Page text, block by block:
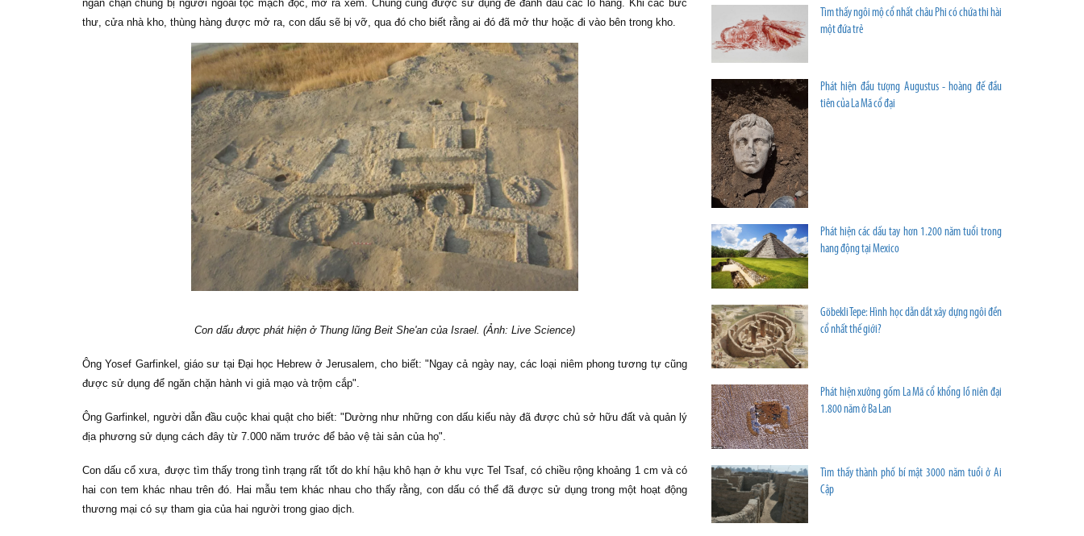
ngăn chặn chúng bị người ngoài tọc mạch đọc, mở ra xem. Chúng cũng được sử dụng để đánh dấu các lô hàng. Khi các bức
thư, cửa nhà kho, thùng hàng được mở ra, con dấu sẽ bị vỡ, qua đó cho biết rằng ai đó đã mở thư hoặc đi vào bên trong kho.
Con dấu được phát hiện ở Thung lũng Beit She'an của Israel. (Ảnh: Live Science)
Ông Yosef Garfinkel, giáo sư tại Đại học Hebrew ở Jerusalem, cho biết: "Ngay cả ngày nay, các loại niêm phong tương tự cũng
được sử dụng để ngăn chặn hành vi giả mạo và trộm cắp".
Ông Garfinkel, người dẫn đầu cuộc khai quật cho biết: "Dường như những con dấu kiểu này đã được chủ sở hữu đất và quản lý
địa phương sử dụng cách đây từ 7.000 năm trước để bảo vệ tài sản của họ".
Con dấu cổ xưa, được tìm thấy trong tình trạng rất tốt do khí hậu khô hạn ở khu vực Tel Tsaf, có chiều rộng khoảng 1 cm và có
hai con tem khác nhau trên đó. Hai mẫu tem khác nhau cho thấy rằng, con dấu có thể đã được sử dụng trong một hoạt động
thương mại có sự tham gia của hai người trong giao dịch.
Tìm thấy ngôi mộ cổ nhất châu Phi có chứa thi hài
một đứa trẻ
Phát hiện đầu tượng Augustus - hoàng đế đầu
tiên của La Mã cổ đại
Phát hiện các dấu tay hơn 1.200 năm tuổi trong
hang động tại Mexico
Göbekli Tepe: Hình học dẫn dắt xây dựng ngôi đền
cổ nhất thế giới?
Phát hiện xưởng gốm La Mã cổ khổng lồ niên đại
1.800 năm ở Ba Lan
Tìm thấy thành phố bí mật 3000 năm tuổi ở Ai
Cập